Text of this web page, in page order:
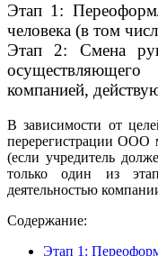
Этап 1:
человека (в том
Этап 2: Смена
осуществляющего
компанией,
В зависимости от
перерегистрации ООО
(если учредитель
только один из
деятельностью
Содержание:
Этап 1: